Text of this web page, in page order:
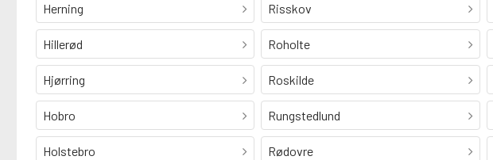
Herning
Hillerød
Hjørring
Hobro
Holstebro
Risskov
Roholte
Roskilde
Rungstedlund
Rødovre